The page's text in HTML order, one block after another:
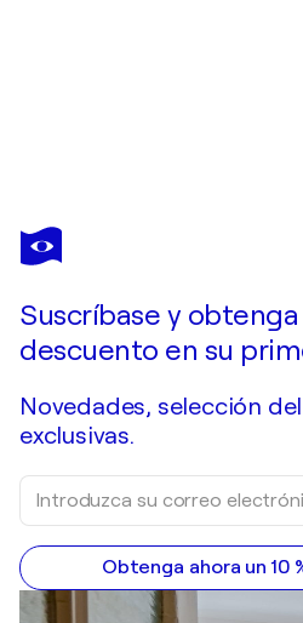
INESE ELIZABETE BRIMERBERGA
Rudens savelk domas ap mani
Suscríbase y obtenga
descuento en su
Novedades, selección
exclusivas.
Obtenga ahora un 10